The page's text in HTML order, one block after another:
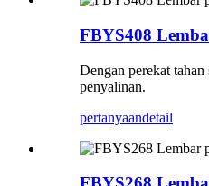
FBYS408
Dengan perekat
penyalinan.
pertanyaandetail